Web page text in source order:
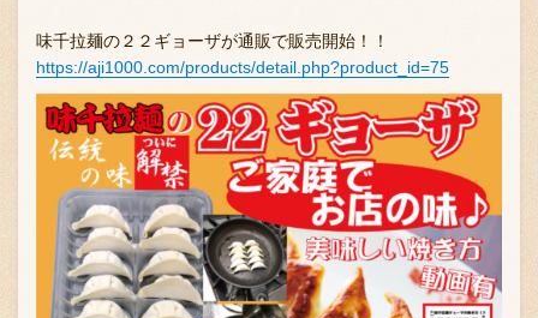
味千拉麺の２２ギョーザが通販で販売開始！！
https://aji1000.com/products/detail.php?product_id=75